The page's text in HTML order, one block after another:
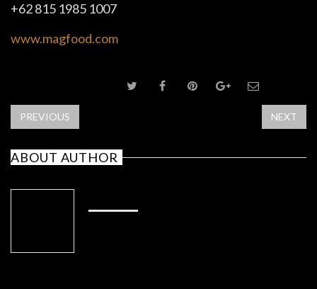
+62 815 1985 1007
www.magfood.com
PREVIOUS NEXT
ABOUT AUTHOR